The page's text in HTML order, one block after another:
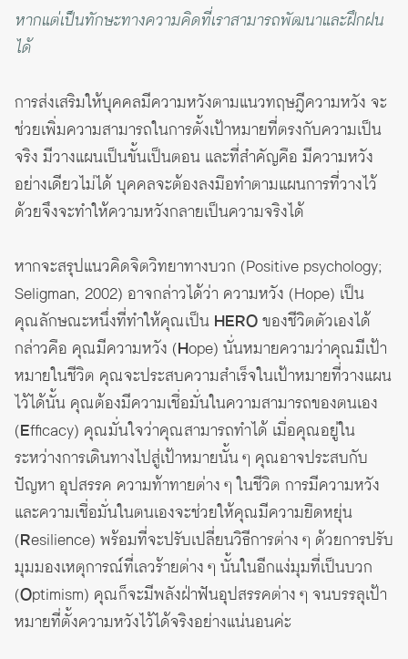
หากแต่เป็นทักษะทางความคิดที่เราสามารถพัฒนาและฝึกฝน
ได้
การส่งเสริมให้บุคคลมีความหวังตามแนวทฤษฎีความหวัง จะ
ช่วยเพิ่มความสามารถในการตั้งเป้าหมายที่ตรงกับความเป็น
จริง มีวางแผนเป็นขั้นเป็นตอน และที่สำคัญคือ มีความหวัง
อย่างเดียวไม่ได้ บุคคลจะต้องลงมือทำตามแผนการที่วางไว้
ด้วยจึงจะทำให้ความหวังกลายเป็นความจริงได้
หากจะสรุปแนวคิดจิตวิทยาทางบวก (Positive psychology;
Seligman, 2002) อาจกล่าวได้ว่า ความหวัง (Hope) เป็น
คุณลักษณะหนึ่งที่ทำให้คุณเป็น HEROของชีวิตตัวเองได้
กล่าวคือ คุณมีความหวัง (Hope) นั่นหมายความว่าคุณมีเป้า
หมายในชีวิต คุณจะประสบความสำเร็จในเป้าหมายที่วางแผน
ไว้ได้นั้น คุณต้องมีความเชื่อมั่นในความสามารถของตนเอง
(Efficacy) คุณมั่นใจว่าคุณสามารถทำได้ เมื่อคุณอยู่ใน
ระหว่างการเดินทางไปสู่เป้าหมายนั้น ๆ คุณอาจประสบกับ
ปัญหา อุปสรรค ความท้าทายต่าง ๆ ในชีวิต การมีความหวัง
และความเชื่อมั่นในตนเองจะช่วยให้คุณมีความยืดหยุ่น
(Resilience) พร้อมที่จะปรับเปลี่ยนวิธีการต่าง ๆ ด้วยการปรับ
มุมมองเหตุการณ์ที่เลวร้ายต่าง ๆ นั้นในอีกแง่มุมที่เป็นบวก
(Optimism) คุณก็จะมีพลังฝ่าฟันอุปสรรคต่าง ๆ จนบรรลุเป้า
หมายที่ตั้งความหวังไว้ได้จริงอย่างแน่นอนค่ะ